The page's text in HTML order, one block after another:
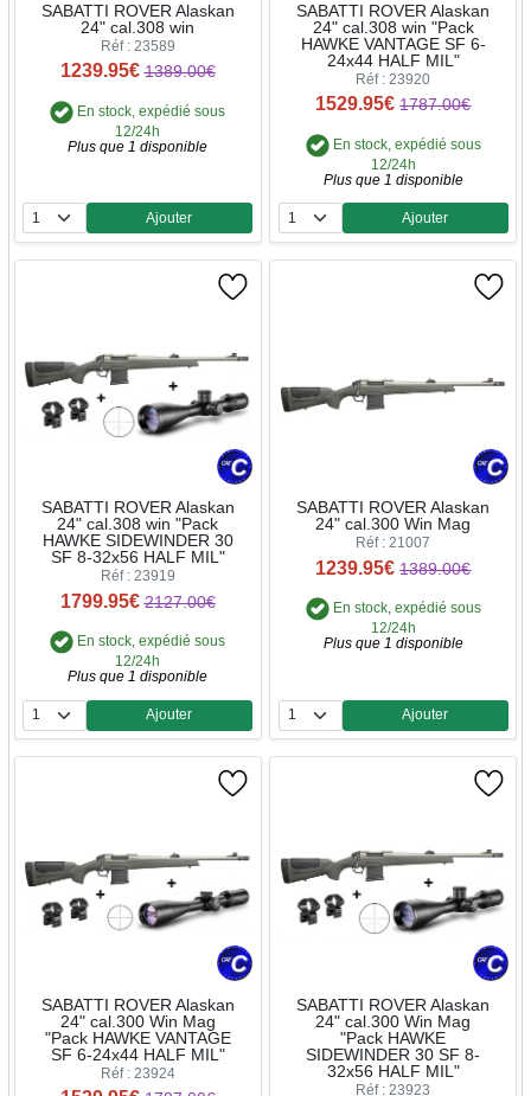
SABATTI ROVER Alaskan
24" cal.308 win
Réf : 23589
1239.95€ 1389.00€
En stock, expédié sous
12/24h
Plus que 1 disponible
Quantité
Ajouter
SABATTI ROVER Alaskan
24" cal.308 win "Pack
HAWKE VANTAGE SF 6-
24x44 HALF MIL"
Réf : 23920
1529.95€ 1787.00€
En stock, expédié sous
12/24h
Plus que 1 disponible
Quantité
Ajouter
SABATTI ROVER Alaskan
24" cal.308 win "Pack
HAWKE SIDEWINDER 30
SF 8-32x56 HALF MIL"
Réf : 23919
1799.95€ 2127.00€
En stock, expédié sous
12/24h
Plus que 1 disponible
Quantité
Ajouter
SABATTI ROVER Alaskan
24" cal.300 Win Mag
Réf : 21007
1239.95€ 1389.00€
En stock, expédié sous
12/24h
Plus que 1 disponible
Quantité
Ajouter
SABATTI ROVER Alaskan
24" cal.300 Win Mag
"Pack HAWKE VANTAGE
SF 6-24x44 HALF MIL"
Réf : 23924
SABATTI ROVER Alaskan
24" cal.300 Win Mag
"Pack HAWKE
SIDEWINDER 30 SF 8-
32x56 HALF MIL"
Réf : 23923